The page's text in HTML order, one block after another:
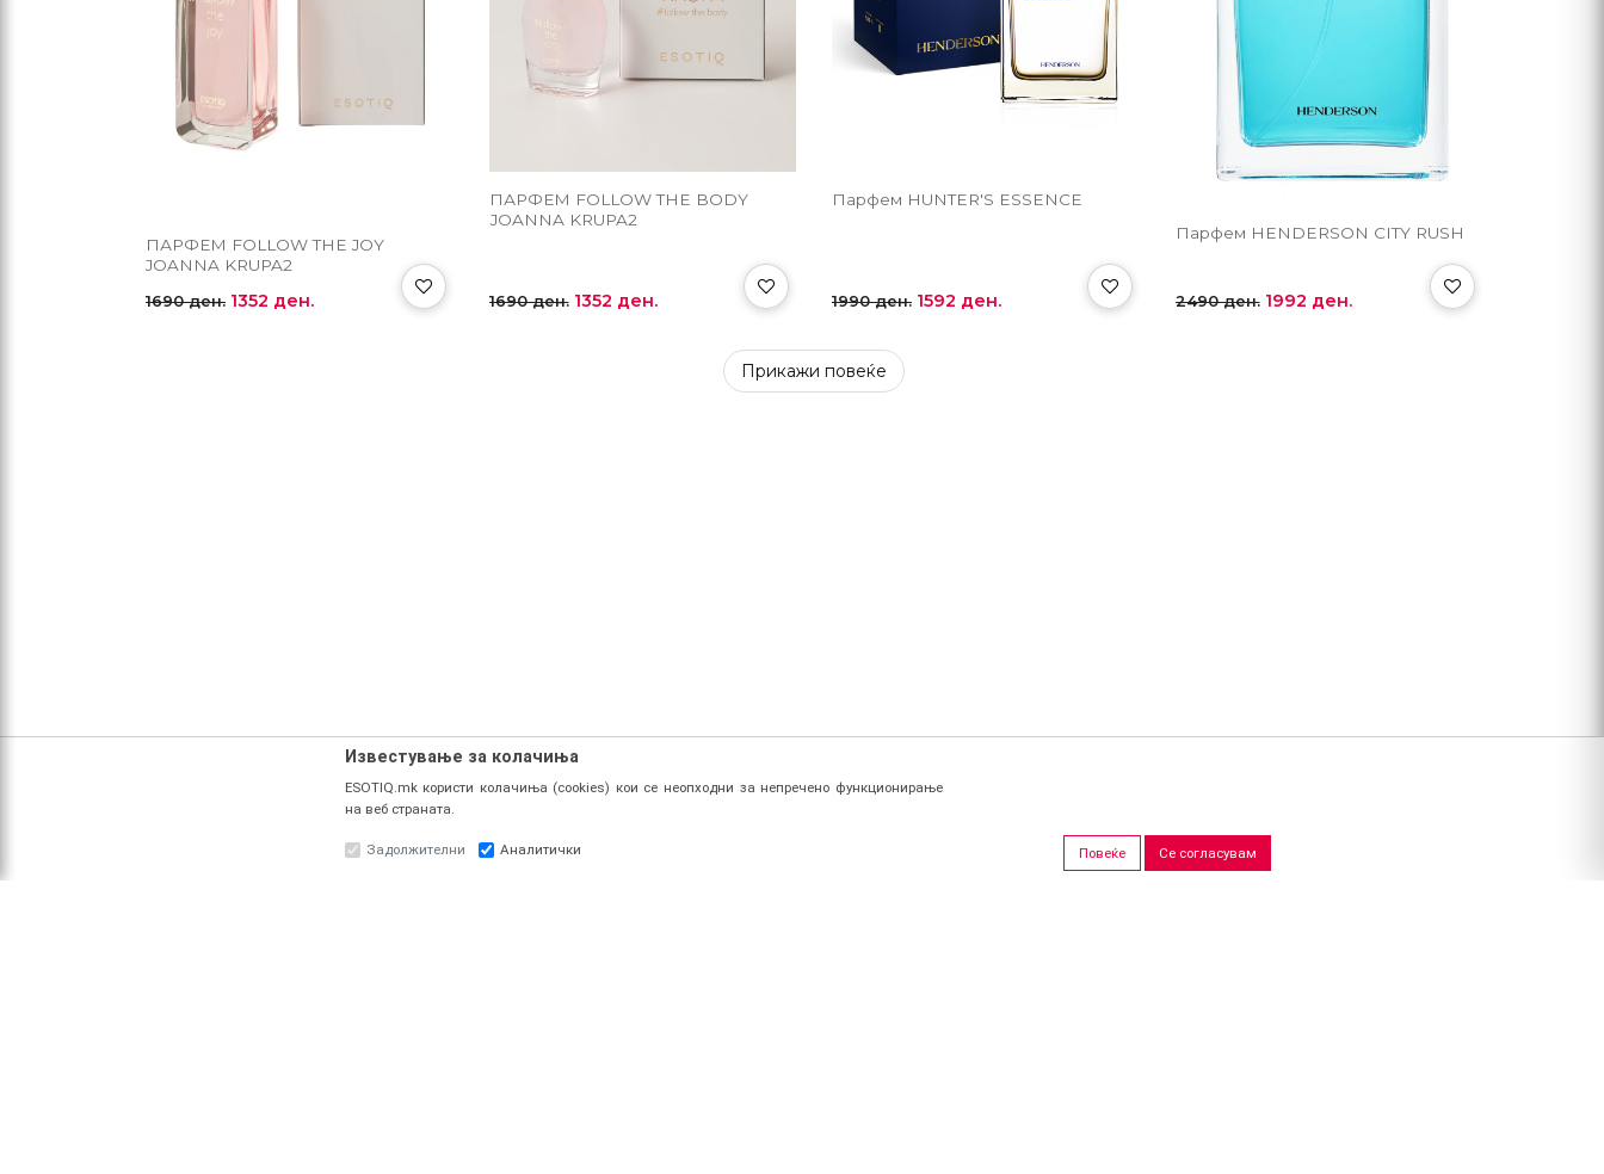
ПАРФЕМ FOLLOW THE JOY
JOANNA KRUPA2
1690 ден. 1352 ден.
ПАРФЕМ FOLLOW THE BODY
ЈOANNA KRUPA2
1690 ден. 1352 ден.
Парфем HUNTER'S ESSENCE
1990 ден. 1592 ден.
Парфем HENDERSON CITY RUSH
2490 ден. 1992 ден.
Прикажи повеќе
Известување за колачиња
ESOTIQ.mk користи колачиња (cookies) кои се неопходни за непречено функционирање
на веб страната.
Задолжителни Аналитички Повеќе Се согласувам